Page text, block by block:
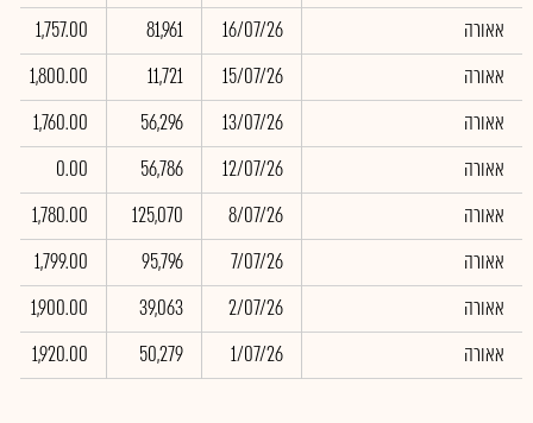
אאורה
16/07/26
81,961
1,757.00
אאורה
15/07/26
11,721
1,800.00
אאורה
13/07/26
56,296
1,760.00
אאורה
12/07/26
56,786
0.00
אאורה
8/07/26
125,070
1,780.00
אאורה
7/07/26
95,796
1,799.00
אאורה
2/07/26
39,063
1,900.00
אאורה
1/07/26
50,279
1,920.00